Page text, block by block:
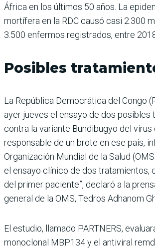
África en los últimos 50 años. La
mortífera en la RDC causó casi 2.300
3.500 enfermos registrados, entre
Posibles
La República Democrática del Congo
ayer jueves el ensayo de dos posibles
contra la variante Bundibugyo del virus
responsable de un brote en ese país,
Organización Mundial de la Salud
el ensayo clínico de dos tratamientos,
del primer paciente”, declaró a la
general de la OMS, Tedros Adhanom
El estudio, llamado PARTNERS,
monoclonal MBP134 y el antiviral